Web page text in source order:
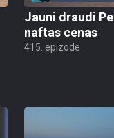
Jauni draudi
naftas cenas
415. epizode